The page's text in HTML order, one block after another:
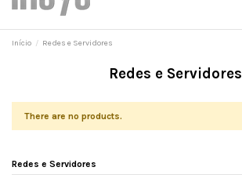
Início Redes e Servidores
Redes e Servidores
There are no products.
Redes e Servidores